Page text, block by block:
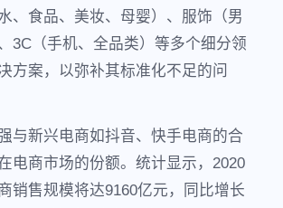
、食品、美妆、母婴）、服饰（男
3C（手机、全品类）等多个细分领
方案，以弥补其标准化不足的问
与新兴电商如抖音、快手电商的合
电商市场的份额。统计显示，2020
销售规模将达9160亿元，同比增长